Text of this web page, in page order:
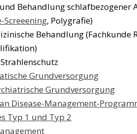
Behandlung schlafbezogener
Screeening, Polygrafie)
Behandlung (Fachkunde
Grundversorgung
Grundversorgung
Disease-Management-
Typ 1 und Typ 2